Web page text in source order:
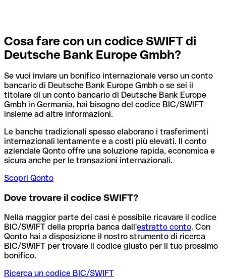
Cosa fare con un codice SWIFT di
Deutsche Bank Europe Gmbh?
Se vuoi inviare un bonifico internazionale verso un conto
bancario di Deutsche Bank Europe Gmbh o se sei il
titolare di un conto bancario di Deutsche Bank Europe
Gmbh in Germania, hai bisogno del codice BIC/SWIFT
insieme ad altre informazioni.
Le banche tradizionali spesso elaborano i trasferimenti
internazionali lentamente e a costi più elevati. Il conto
aziendale Qonto offre una soluzione rapida, economica e
sicura anche per le transazioni internazionali.
Scopri Qonto
Dove trovare il codice SWIFT?
Nella maggior parte dei casi è possibile ricavare il codice
BIC/SWIFT della propria banca dall'estratto conto. Con
Qonto hai a disposizione il nostro strumento di ricerca
BIC/SWIFT per trovare il codice giusto per il tuo prossimo
bonifico.
Ricerca un codice BIC/SWIFT